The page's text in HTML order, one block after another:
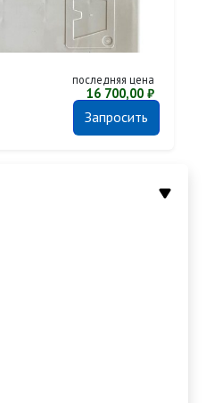
последняя цена
16 700,00 ₽
Запросить